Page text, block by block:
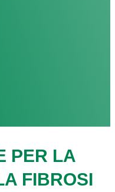
PER LA
FIBROSI